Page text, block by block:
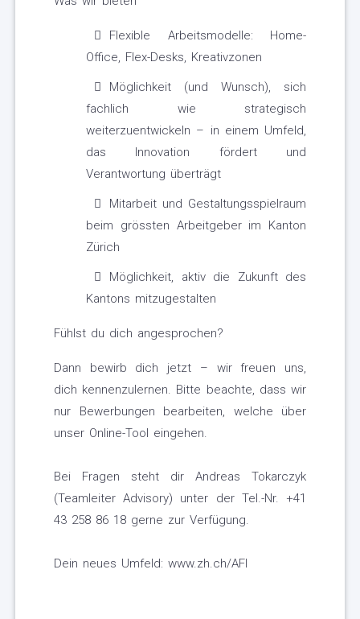
Flexible Arbeitsmodelle: Home-
Office, Flex-Desks, Kreativzonen
Möglichkeit (und Wunsch), sich
fachlich wie strategisch
weiterzuentwickeln – in einem Umfeld,
das Innovation fördert und
Verantwortung überträgt
Mitarbeit und Gestaltungsspielraum
beim grössten Arbeitgeber im Kanton
Zürich
Möglichkeit, aktiv die Zukunft des
Kantons mitzugestalten
Fühlst du dich angesprochen?
Dann bewirb dich jetzt – wir freuen uns,
dich kennenzulernen. Bitte beachte, dass wir
nur Bewerbungen bearbeiten, welche über
unser Online-Tool eingehen.
Bei Fragen steht dir Andreas Tokarczyk
(Teamleiter Advisory) unter der Tel.-Nr. +41
43 258 86 18 gerne zur Verfügung.
Dein neues Umfeld: www.zh.ch/AFI